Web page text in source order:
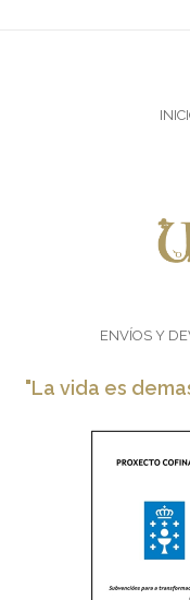
ENVÍOS Y
"La vida es